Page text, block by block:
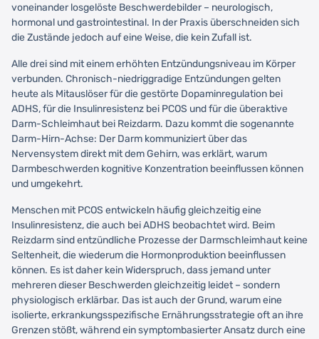
voneinander losgelöste Beschwerdebilder – neurologisch,
hormonal und gastrointestinal. In der Praxis überschneiden sich
die Zustände jedoch auf eine Weise, die kein Zufall ist.
Alle drei sind mit einem erhöhten Entzündungsniveau im Körper
verbunden. Chronisch-niedriggradige Entzündungen gelten
heute als Mitauslöser für die gestörte Dopaminregulation bei
ADHS, für die Insulinresistenz bei PCOS und für die überaktive
Darm-Schleimhaut bei Reizdarm. Dazu kommt die sogenannte
Darm-Hirn-Achse: Der Darm kommuniziert über das
Nervensystem direkt mit dem Gehirn, was erklärt, warum
Darmbeschwerden kognitive Konzentration beeinflussen können
und umgekehrt.
Menschen mit PCOS entwickeln häufig gleichzeitig eine
Insulinresistenz, die auch bei ADHS beobachtet wird. Beim
Reizdarm sind entzündliche Prozesse der Darmschleimhaut keine
Seltenheit, die wiederum die Hormonproduktion beeinflussen
können. Es ist daher kein Widerspruch, dass jemand unter
mehreren dieser Beschwerden gleichzeitig leidet – sondern
physiologisch erklärbar. Das ist auch der Grund, warum eine
isolierte, erkrankungsspezifische Ernährungsstrategie oft an ihre
Grenzen stößt, während ein symptombasierter Ansatz durch eine